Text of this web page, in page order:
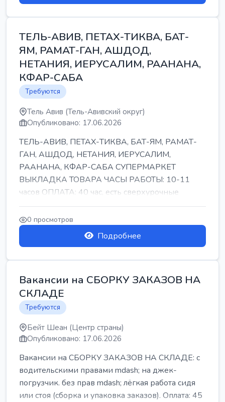
ТЕЛЬ-АВИВ, ПЕТАХ-ТИКВА, БАТ-
ЯМ, РАМАТ-ГАН, АШДОД,
НЕТАНИЯ, ИЕРУСАЛИМ, РААНАНА,
КФАР-САБА
Требуются
Тель Авив (Тель-Авивский округ)
Опубликовано: 17.06.2026
ТЕЛЬ-АВИВ, ПЕТАХ-ТИКВА, БАТ-ЯМ, РАМАТ-
ГАН, АШДОД, НЕТАНИЯ, ИЕРУСАЛИМ,
РААНАНА, КФАР-САБА СУПЕРМАРКЕТ
ВЫКЛАДКА ТОВАРА ЧАСЫ РАБОТЫ: 10-11
часов ОПЛАТА: 40 час, есть сверхурочные
ПИТАНИЕ ЕСТЬ Для синих б...
0 просмотров
Подробнее
Вакансии на СБОРКУ ЗАКАЗОВ НА
СКЛАДЕ
Требуются
Бейт Шеан (Центр страны)
Опубликовано: 17.06.2026
Вакансии на СБОРКУ ЗАКАЗОВ НА СКЛАДЕ: с
водительскими правами mdash; на джек-
погрузчик. без прав mdash; лёгкая работа сидя
или стоя (сборка и упаковка заказов). Оплата: 45